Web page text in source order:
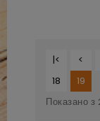
|< <
18
19
Показано з